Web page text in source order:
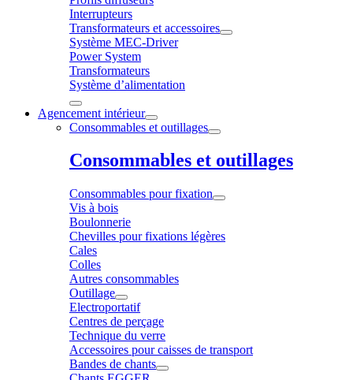
Interrupteurs
Transformateurs et accessoires
Système MEC-Driver
Power System
Transformateurs
Système d’alimentation
Agencement intérieur
Consommables et outillages
Consommables et outillages
Consommables pour fixation
Vis à bois
Boulonnerie
Chevilles pour fixations légères
Cales
Colles
Autres consommables
Outillage
Electroportatif
Centres de perçage
Technique du verre
Accessoires pour caisses de transport
Bandes de chants